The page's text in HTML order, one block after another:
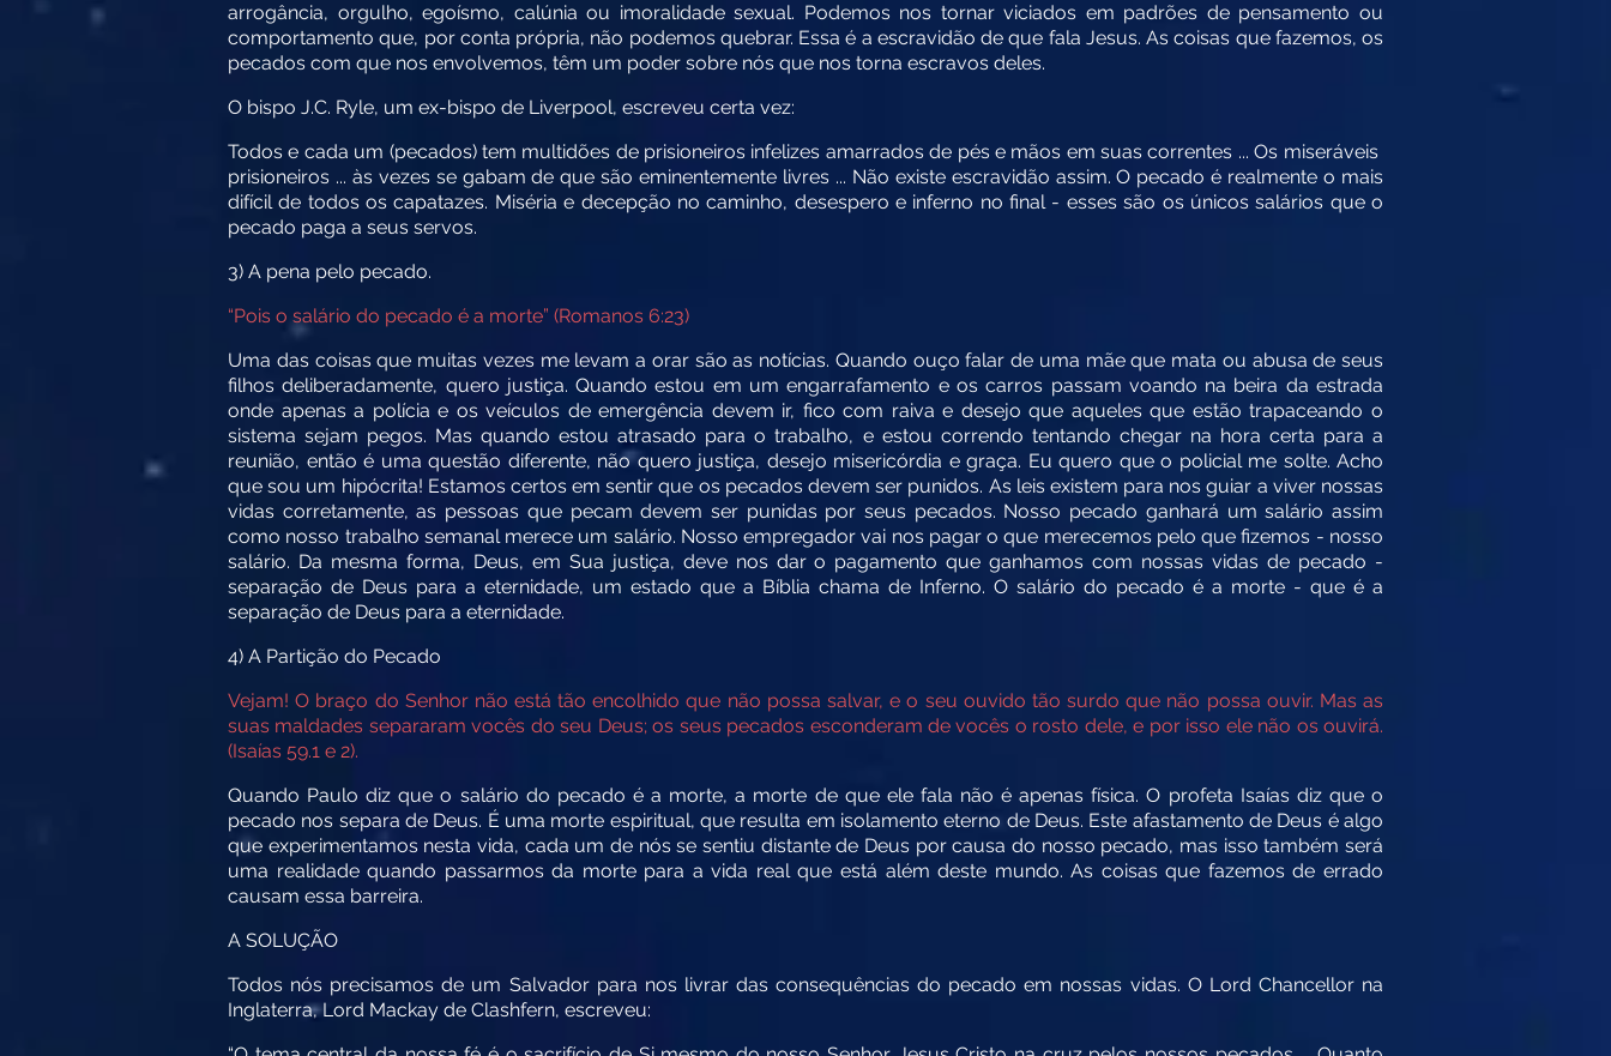
arrogância, orgulho, egoísmo, calúnia ou imoralidade sexual. Podemos nos tornar viciados em padrões de pensamento ou
comportamento que, por conta própria, não podemos quebrar. Essa é a escravidão de que fala Jesus. As coisas que fazemos, os
pecados com que nos envolvemos, têm um poder sobre nós que nos torna escravos deles.
O bispo J.C. Ryle, um ex-bispo de Liverpool, escreveu certa vez:
Todos e cada um (pecados) tem multidões de prisioneiros infelizes amarrados de pés e mãos em suas correntes ... Os miseráveis ​​
prisioneiros ... às vezes se gabam de que são eminentemente livres ... Não existe escravidão assim. O pecado é realmente o mais
difícil de todos os capatazes. Miséria e decepção no caminho, desespero e inferno no final - esses são os únicos salários que o
pecado paga a seus servos.
3) A pena pelo pecado.
“Pois o salário do pecado é a morte” (Romanos 6:23)
Uma das coisas que muitas vezes me levam a orar são as notícias. Quando ouço falar de uma mãe que mata ou abusa de seus
filhos deliberadamente, quero justiça. Quando estou em um engarrafamento e os carros passam voando na beira da estrada
onde apenas a polícia e os veículos de emergência devem ir, fico com raiva e desejo que aqueles que estão trapaceando o
sistema sejam pegos. Mas quando estou atrasado para o trabalho, e estou correndo tentando chegar na hora certa para a
reunião, então é uma questão diferente, não quero justiça, desejo misericórdia e graça. Eu quero que o policial me solte. Acho
que sou um hipócrita! Estamos certos em sentir que os pecados devem ser punidos. As leis existem para nos guiar a viver nossas
vidas corretamente, as pessoas que pecam devem ser punidas por seus pecados. Nosso pecado ganhará um salário assim
como nosso trabalho semanal merece um salário. Nosso empregador vai nos pagar o que merecemos pelo que fizemos - nosso
salário. Da mesma forma, Deus, em Sua justiça, deve nos dar o pagamento que ganhamos com nossas vidas de pecado -
separação de Deus para a eternidade, um estado que a Bíblia chama de Inferno. O salário do pecado é a morte - que é a
separação de Deus para a eternidade.
4) A Partição do Pecado
Vejam! O braço do Senhor não está tão encolhido que não possa salvar, e o seu ouvido tão surdo que não possa ouvir. Mas as
suas maldades separaram vocês do seu Deus; os seus pecados esconderam de vocês o rosto dele, e por isso ele não os ouvirá.
(Isaías 59.1 e 2).
Quando Paulo diz que o salário do pecado é a morte, a morte de que ele fala não é apenas física. O profeta Isaías diz que o
pecado nos separa de Deus. É uma morte espiritual, que resulta em isolamento eterno de Deus. Este afastamento de Deus é algo
que experimentamos nesta vida, cada um de nós se sentiu distante de Deus por causa do nosso pecado, mas isso também será
uma realidade quando passarmos da morte para a vida real que está além deste mundo. As coisas que fazemos de errado
causam essa barreira.
A SOLUÇÃO
Todos nós precisamos de um Salvador para nos livrar das consequências do pecado em nossas vidas. O Lord Chancellor na
Inglaterra, Lord Mackay de Clashfern, escreveu: